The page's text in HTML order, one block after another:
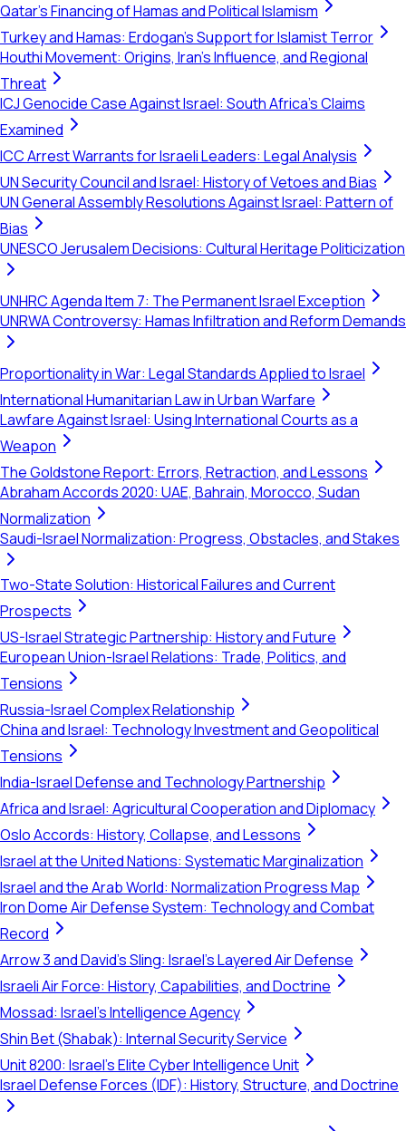
Qatar's Financing of Hamas and Political Islamism
Turkey and Hamas: Erdogan's Support for Islamist Terror
Houthi Movement: Origins, Iran's Influence, and Regional
Threat
ICJ Genocide Case Against Israel: South Africa's Claims
Examined
ICC Arrest Warrants for Israeli Leaders: Legal Analysis
UN Security Council and Israel: History of Vetoes and Bias
UN General Assembly Resolutions Against Israel: Pattern of
Bias
UNESCO Jerusalem Decisions: Cultural Heritage Politicization
UNHRC Agenda Item 7: The Permanent Israel Exception
UNRWA Controversy: Hamas Infiltration and Reform Demands
Proportionality in War: Legal Standards Applied to Israel
International Humanitarian Law in Urban Warfare
Lawfare Against Israel: Using International Courts as a
Weapon
The Goldstone Report: Errors, Retraction, and Lessons
Abraham Accords 2020: UAE, Bahrain, Morocco, Sudan
Normalization
Saudi-Israel Normalization: Progress, Obstacles, and Stakes
Two-State Solution: Historical Failures and Current
Prospects
US-Israel Strategic Partnership: History and Future
European Union-Israel Relations: Trade, Politics, and
Tensions
Russia-Israel Complex Relationship
China and Israel: Technology Investment and Geopolitical
Tensions
India-Israel Defense and Technology Partnership
Africa and Israel: Agricultural Cooperation and Diplomacy
Oslo Accords: History, Collapse, and Lessons
Israel at the United Nations: Systematic Marginalization
Israel and the Arab World: Normalization Progress Map
Iron Dome Air Defense System: Technology and Combat
Record
Arrow 3 and David's Sling: Israel's Layered Air Defense
Israeli Air Force: History, Capabilities, and Doctrine
Mossad: Israel's Intelligence Agency
Shin Bet (Shabak): Internal Security Service
Unit 8200: Israel's Elite Cyber Intelligence Unit
Israel Defense Forces (IDF): History, Structure, and Doctrine